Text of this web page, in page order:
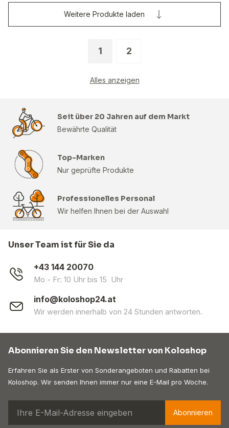
1 2
Alles anzeigen
Weitere Produkte laden
Seit über 20 Jahren auf dem Markt
Bewährte Qualität
Top-Marken
Nur geprüfte Produkte
Professionelles Personal
Wir helfen Ihnen bei der Auswahl
Unser Team ist für Sie da
+43 144 20070
Mo - Fr: 10 Uhr bis 15 Uhr
info@koloshop24.at
Wir werden innerhalb von 24 Stunden antworten.
Abonnieren Sie den Newsletter von Koloshop
Erfahren Sie als Erster von Sonderangeboten und Rabatten bei
Koloshop. Wir senden Ihnen immer nur eine E-Mail pro Woche.
Abonnieren